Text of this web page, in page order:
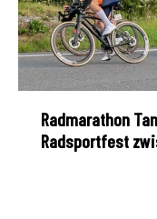
Radmarathon
Radsportfest